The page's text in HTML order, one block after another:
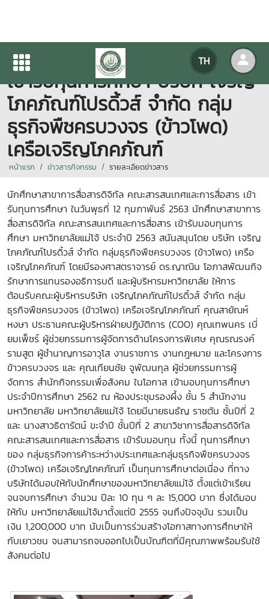
TH
นักศึกษาสาขาการสื่อสารดิจิทัล
เข้ารับทุนการศึกษา บริษัท เจริญ
โภคภัณฑ์โปรดิ้วส์ จำกัด กลุ่ม
ธุรกิจพืชครบวงจร (ข้าวโพด)
เครือเจริญโภคภัณฑ์
หน้าแรก ข่าวสารกิจกรรม รายละเอียดข่าวสาร
นักศึกษาสาขาการสื่อสารดิจิทัล คณะสารสนเทศและการสื่อสาร เข้า
รับทุนการศึกษา ในวันพุธที่ 12 กุมภาพันธ์ 2563 นักศึกษาสาขาการ
สื่อสารดิจิทัล คณะสารสนเทศและการสื่อสาร เข้ารับมอบทุนการ
ศึกษา มหาวิทยาลัยแม่โจ้ ประจำปี 2563 สนันสนุนโดย บริษัท เจริญ
โภคภัณฑ์โปรดิ้วส์ จำกัด กลุ่มธุรกิจพืชครบวงจร (ข้าวโพด) เครือ
เจริญโภคภัณฑ์ โดยมีรองศาสตราจารย์ ดร.ญาณิน โอภาสพัฒนกิจ
รักษาการแทนรองอธิการบดี และผู้บริหารมหาวิทยาลัย ให้การ
ต้อนรับคณะผู้บริหารบริษัท เจริญโภคภัณฑ์โปรดิ้วส์ จำกัด กลุ่ม
ธุรกิจพืชครบวงจร (ข้าวโพด) เครือเจริญโภคภัณฑ์ คุณสายัณห์
หงษา ประธานคณะผู้บริหารฝ่ายปฏิบัติการ (COO) คุณเทพนคร เบี่
ยมเพ็ชร์ ผู้ช่วยกรรมการผู้จัดการด้านโครงการพิเศษ คุณรณรงค์
รามสูต ผู้ชำนาญการอาวุโส งานราชการ งานกฎหมาย และโครงการ
ข้าวครบวงจร และ คุณเทียนชัย จูพัฒนกุล ผู้ช่วยกรรมการผู้
จัดการ สำนักกิจกรรมเพื่อสังคม ในโอกาส เข้ามอบทุนการศึกษา
ประจำปีการศึกษา 2562 ณ ห้องประชุมรองผึ้ง ชั้น 5 สำนักงาน
มหาวิทยาลัย มหาวิทยาลัยแม่โจ้ โดยมีนายธนธัญ ราชตัน ชั้นปีที่ 2
และ นางสาวธิดารัตน์ ขะจำปี ชั้นปีที่ 2 สาขาวิชาการสื่อสารดิจิทัล
คณะสารสนเทศและการสื่อสาร เข้ารับมอบทุน ทั้งนี้ ทุนการศึกษา
ของ กลุ่มธุรกิจการค้าระหว่างประเทศและกลุ่มธุรกิจพืชครบวงจร
(ข้าวโพด) เครือเจริญโภคภัณฑ์ เป็นทุนการศึกษาต่อเนื่อง ที่ทาง
บริษัทได้มอบให้กับนักศึกษาของมหาวิทยาลัยแม่โจ้ ตั้งแต่เข้าเรียน
จนจบการศึกษา จำนวน ปีละ 10 ทุน ๆ ละ 15,000 บาท ซึ่งได้มอบ
ให้กับ มหาวิทยาลัยแม่โจ้มาตั้งแต่ปี 2555 จนถึงปัจจุบัน รวมเป็น
เงิน 1,200,000 บาท นับเป็นการร่วมสร้างโอกาสทางการศึกษาให้
กับเยาวชน จนสามารถจบออกไปเป็นบัณฑิตที่มีคุณภาพพร้อมรับใช้
สังคมต่อไป